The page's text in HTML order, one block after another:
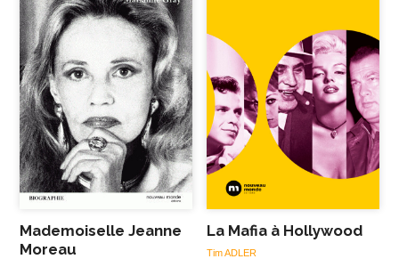
Mademoiselle Jeanne
Moreau
La Mafia à Hollywood
Tim ADLER